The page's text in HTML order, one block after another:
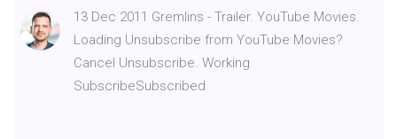
13 Dec 2011 Gremlins - Trailer. YouTube Movies.
Loading Unsubscribe from YouTube Movies?
Cancel Unsubscribe. Working
SubscribeSubscribed